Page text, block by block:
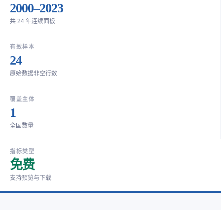
2000–2023
共 24 年连续面板
有效样本
24
原始数据非空行数
覆盖主体
1
全国数量
指标类型
免费
支持预览与下载